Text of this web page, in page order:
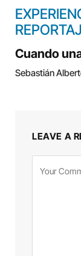
Cuando
Sebastián
LEAVE A